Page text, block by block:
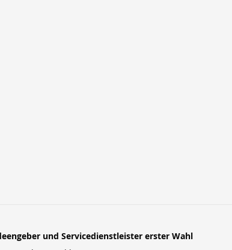
und Servicedienstleister erster Wahl